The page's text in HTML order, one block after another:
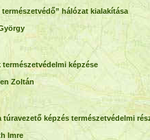
természetvédő” hálózat kialakítása
természetvédelmi képzése
Zoltán
túravezető képzés természetvédelmi
Imre